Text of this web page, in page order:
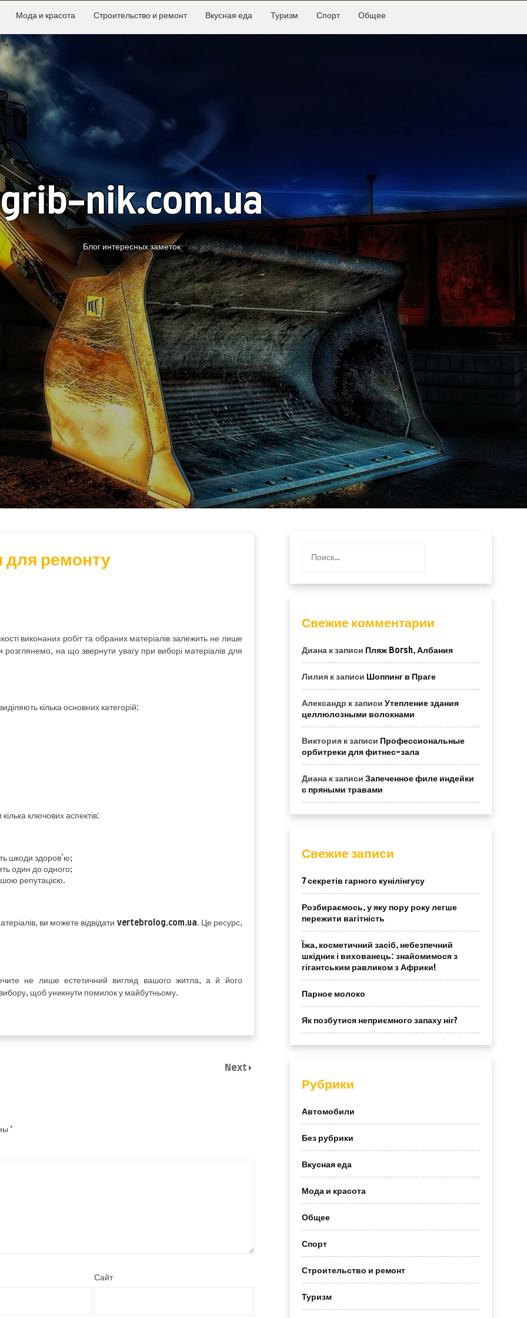
Мода и красота Строительство и ремонт Вкусная еда Туризм Спорт Общее
grib-nik.com.ua
Блог интересных заметок
для ремонту
виконаних робіт та обраних матеріалів залежить не лише
розглянемо, на що звернути увагу при виборі матеріалів для
кілька основних категорій:
ключових аспектів:
шкоди здоров’ю;
один до одного;
репутацією.
ви можете відвідати vertebrolog.com.ua. Це ресурс,
не лише естетичний вигляд вашого житла, а й його
вибору, щоб уникнути помилок у майбутньому.
Next
*
Сайт
Свежие комментарии
Дианак записи Пляж Borsh, Албания
Лилияк записи Шоппинг в Праге
Александр к записи Утепление здания
целлюлозными волокнами
Викторияк записи Профессиональные
орбитреки для фитнес-зала
Дианак записи Запеченное филе индейки
с пряными травами
Свежие записи
7 секретів гарного кунілінгусу
Розбираємось, у яку пору року легше
пережити вагітність
Їжа, косметичний засіб, небезпечний
шкідник і вихованець: знайомимося з
гігантським равликом з Африки!
Парное молоко
Як позбутися неприємного запаху ніг?
Рубрики
Автомобили
Без рубрики
Вкусная еда
Мода и красота
Общее
Спорт
Строительство и ремонт
Туризм